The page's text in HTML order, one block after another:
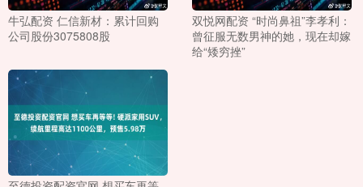
牛弘配资 仁信新材：累计回购
公司股份3075808股
双悦网配资 “时尚鼻祖”李孝利：
曾征服无数男神的她，现在却嫁
给“矮穷挫”